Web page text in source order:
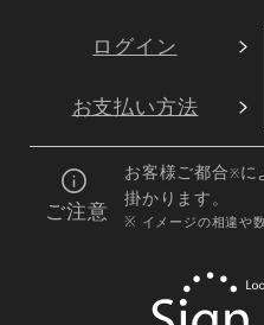
ログイン
お支払い方法
ご注意
お客様ご都合※に
掛かります。
※ イメージの相違や